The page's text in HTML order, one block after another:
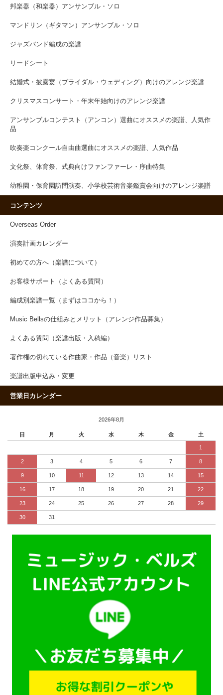
邦楽器（和楽器）アンサンブル・ソロ
マンドリン（ギタマン）アンサンブル・ソロ
ジャズバンド編成の楽譜
リードシート
結婚式・披露宴（ブライダル・ウェディング）向けのアレンジ楽譜
クリスマスコンサート・年末年始向けのアレンジ楽譜
アンサンブルコンテスト（アンコン）選曲にオススメの楽譜、人気作
品
吹奏楽コンクール自由曲選曲にオススメの楽譜、人気作品
文化祭、体育祭、式典向けファンファーレ・序曲特集
幼稚園・保育園訪問演奏、小学校芸術音楽鑑賞会向けのアレンジ楽譜
コンテンツ
Overseas Order
演奏計画カレンダー
初めての方へ（楽譜について）
お客様サポート（よくある質問）
編成別楽譜一覧（まずはココから！）
Music Bellsの仕組みとメリット（アレンジ作品募集）
よくある質問（楽譜出版・入稿編）
著作権の切れている作曲家・作品（音楽）リスト
楽譜出版申込み・変更
営業日カレンダー
2026年8月
日 月 火 水 木 金 土
1
2 3 4 5 6 7 8
9 10 11 12 13 14 15
16 17 18 19 20 21 22
23 24 25 26 27 28 29
30 31